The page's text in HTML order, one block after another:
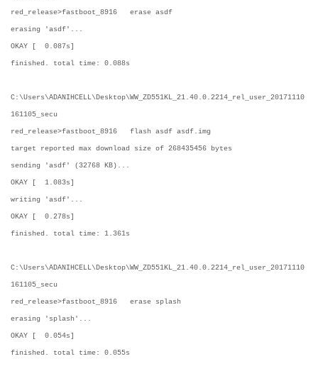
red_release>fastboot_8916 erase asdf
erasing 'asdf'...
OKAY [ 0.087s]
finished. total time: 0.088s
C:\Users\ADANIHCELL\Desktop\WW_ZD551KL_21.40.0.2214_rel_user_20171110
161105_secu
red_release>fastboot_8916 flash asdf asdf.img
target reported max download size of 268435456 bytes
sending 'asdf' (32768 KB)...
OKAY [ 1.083s]
writing 'asdf'...
OKAY [ 0.278s]
finished. total time: 1.361s
C:\Users\ADANIHCELL\Desktop\WW_ZD551KL_21.40.0.2214_rel_user_20171110
161105_secu
red_release>fastboot_8916 erase splash
erasing 'splash'...
OKAY [ 0.054s]
finished. total time: 0.055s